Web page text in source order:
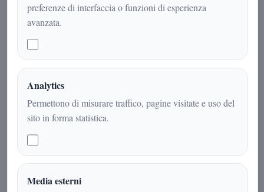
Dopo l’annuncio con cui Arnaldo
Gadola ha comunicato il proprio ritiro
dalla politica, sono giunti numerosi
messaggi di stima e riconoscenza da
parte di cittadini, amici e sostenitori.
preferenze di interfaccia o funzioni di esperienza
avanzata.
Analytics
Permettono di misurare traffico, pagine visitate e uso del
sito in forma statistica.
Media esterni